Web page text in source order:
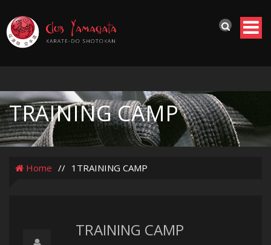
TRAINING CAMP
Home // 1TRAINING CAMP
TRAINING CAMP